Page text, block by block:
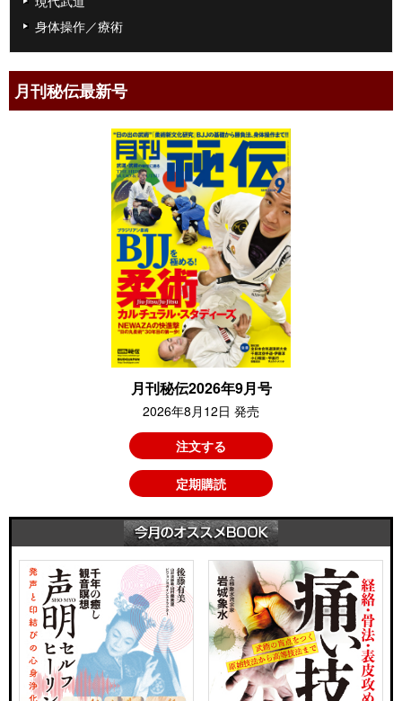
身体操作／療術
月刊秘伝最新号
月刊秘伝2026年9月号
2026年8月12日 発売
注文する
定期購読